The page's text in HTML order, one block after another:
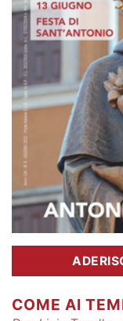
COME AI